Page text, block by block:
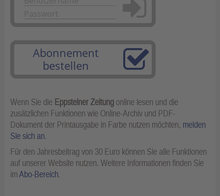
Abonnement
bestellen
Wenn Sie die Eppsteiner Zeitung online lesen und die
zusätzlichen Funktionen wie Online-Archiv und PDF-
Dokument der Printausgabe in Farbe nutzen möchten, melden
Sie sich an.
Für den Jahresbeitrag von 30 Euro können Sie alle Funktionen
auf unserer Website nutzen. Weitere Informationen finden Sie
imAbo-Bereich.